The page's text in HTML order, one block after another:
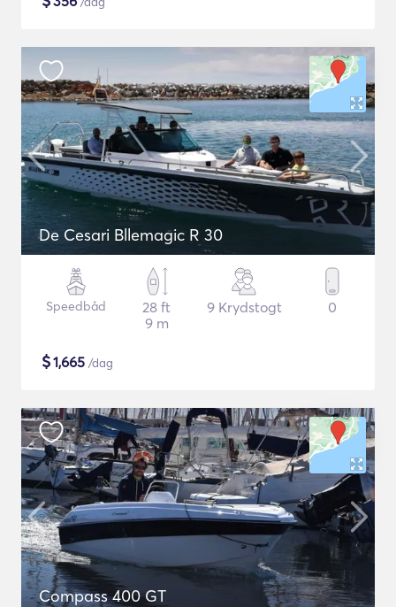
De Cesari Bllemagic R 30
Speedbåd
28 ft
9 m
9 Krydstogt 0
$1,665 /dag
Compass 400 GT